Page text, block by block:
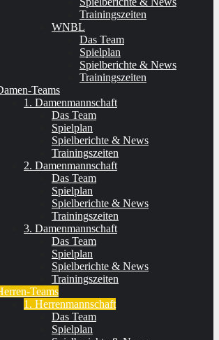
Trainingszeiten
WNBL
Das Team
Spielplan
Spielberichte & News
Trainingszeiten
Teams
1. Damenmannschaft
Das Team
Spielplan
Spielberichte & News
Trainingszeiten
2. Damenmannschaft
Das Team
Spielplan
Spielberichte & News
Trainingszeiten
3. Damenmannschaft
Das Team
Spielplan
Spielberichte & News
Trainingszeiten
Teams
1. Herrenmannschaft
Das Team
Spielplan